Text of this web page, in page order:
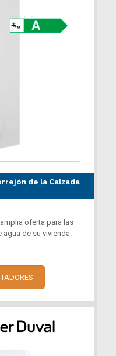
de la Calzada
oferta para las
de su vivienda.